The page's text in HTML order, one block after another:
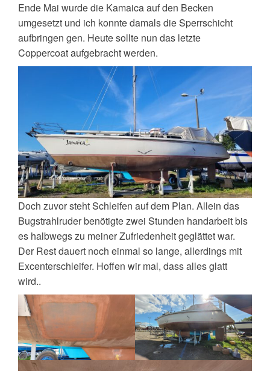
Ende Mai wurde die Kamaica auf den Becken
umgesetzt und ich konnte damals die Sperrschicht
aufbringen gen. Heute sollte nun das letzte
Coppercoat aufgebracht werden.
Doch zuvor steht Schleifen auf dem Plan. Allein das
Bugstrahlruder benötigte zwei Stunden handarbeit bis
es halbwegs zu meiner Zufriedenheit geglättet war.
Der Rest dauert noch einmal so lange, allerdings mit
Excenterschleifer. Hoffen wir mal, dass alles glatt
wird..